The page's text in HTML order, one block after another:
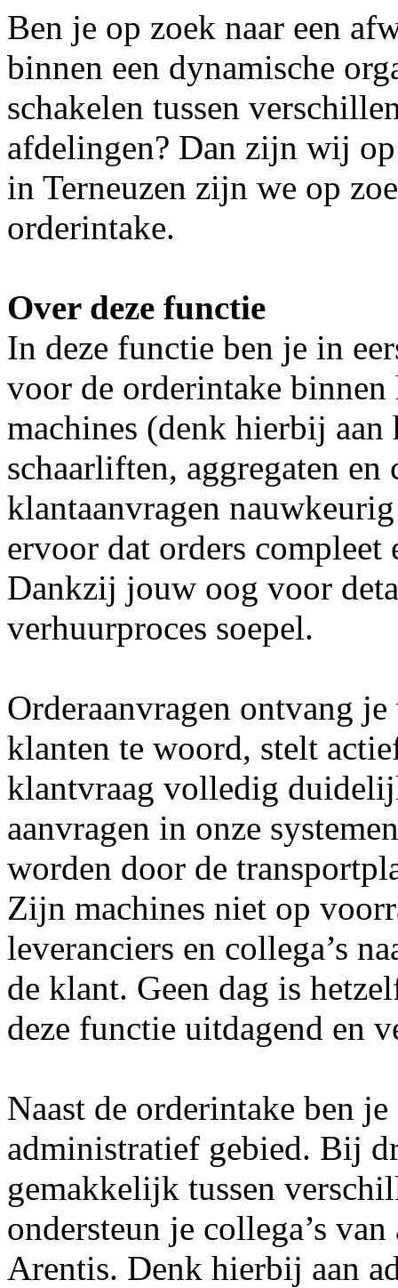
Ben je op zoek naar een
binnen een dynamische
schakelen tussen
afdelingen? Dan zijn wij
in Terneuzen zijn we op
orderintake.
Over deze functie
In deze functie ben je in
voor de orderintake
machines (denk hierbij
schaarliften, aggregaten
klantaanvragen
ervoor dat orders
Dankzij jouw oog voor
verhuurproces soepel.
Orderaanvragen ontvang
klanten te woord, stelt
klantvraag volledig
aanvragen in onze
worden door de
Zijn machines niet op
leveranciers en collega’s
de klant. Geen dag is
deze functie uitdagend en
Naast de orderintake ben
administratief gebied. Bij
gemakkelijk tussen
ondersteun je collega’s
Arentis. Denk hierbij aan